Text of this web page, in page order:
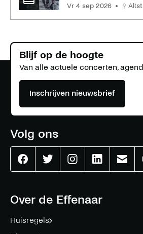
vr 4 sep 2026
Over de Effenaar
Huisregels
Blijf op de hoogte
Van alle actuele concerten,
Inschrijven nieuwsbrief
Volg ons
EffenaarEffenaarEffenaarEffenaar